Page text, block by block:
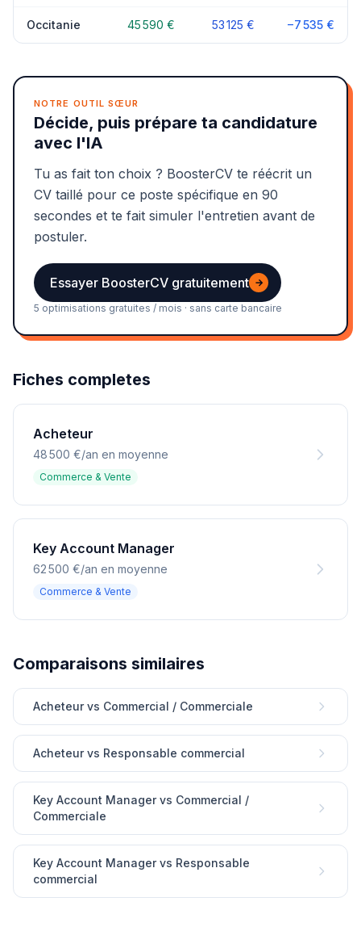
Occitanie 45 590 € 53 125 € −7 535 €
NOTRE OUTIL SŒUR
Décide, puis prépare ta candidature
avec l'IA
Tu as fait ton choix ? BoosterCV te réécrit un
CV taillé pour ce poste spécifique en 90
secondes et te fait simuler l'entretien avant de
postuler.
Essayer BoosterCV gratuitement →
5 optimisations gratuites / mois · sans carte bancaire
Fiches completes
Acheteur
48 500 €/an en moyenne
Commerce & Vente
Key Account Manager
62 500 €/an en moyenne
Commerce & Vente
Comparaisons similaires
Acheteur vs Commercial / Commerciale
Acheteur vs Responsable commercial
Key Account Manager vs Commercial /
Commerciale
Key Account Manager vs Responsable
commercial